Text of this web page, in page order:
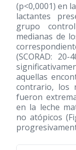
(p<0,0001) en
lactantes
grupo
medianas de
(SCORAD:
aquellas
contrario, los
fueron
en la leche
no atópicos